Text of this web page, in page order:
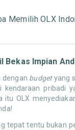
Memilih OLX
Bekas Impian
dengan budgetyang
kendaraan pribadi
itu OLX
tepat tentu bukan